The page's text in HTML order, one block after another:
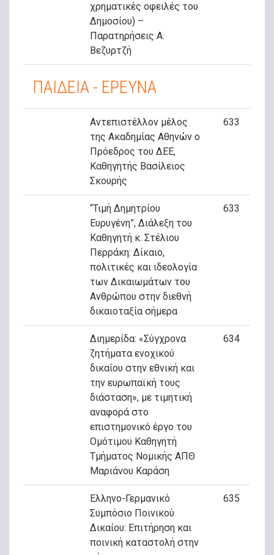
χρηματικές οφειλές του
Δημοσίου) –
Παρατηρήσεις Α.
Βεζυρτζή
ΠΑΙΔΕΙΑ - ΕΡΕΥΝΑ
Αντεπιστέλλον μέλος
της Ακαδημίας Αθηνών ο
Πρόεδρος του ΔΕΕ,
Καθηγητής Βασίλειος
Σκουρής
633
“Τιμή Δημητρίου
Ευρυγένη”, Διάλεξη του
Καθηγητή κ. Στέλιου
Περράκη: Δίκαιο,
πολιτικές και ιδεολογία
των Δικαιωμάτων του
Ανθρώπου στην διεθνή
δικαιοταξία σήμερα
633
Διημερίδα: «Σύγχρονα
ζητήματα ενοχικού
δικαίου στην εθνική και
την ευρωπαϊκή τους
διάσταση», με τιμητική
αναφορά στο
επιστημονικό έργο του
Ομότιμου Καθηγητή
Τμήματος Νομικής ΑΠΘ
Μαριάνου Καράση
634
Ελληνο-Γερμανικό
Συμπόσιο Ποινικού
Δικαίου: Επιτήρηση και
ποινική καταστολή στην
635